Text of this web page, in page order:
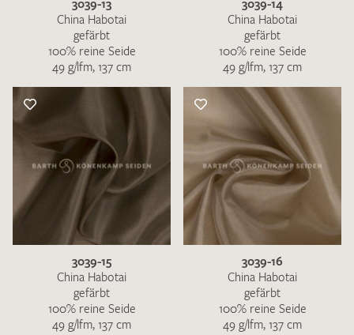
3039-13
China Habotai
gefärbt
100% reine Seide
49 g/lfm, 137 cm
3039-14
China Habotai
gefärbt
100% reine Seide
49 g/lfm, 137 cm
3039-15
China Habotai
gefärbt
100% reine Seide
49 g/lfm, 137 cm
3039-16
China Habotai
gefärbt
100% reine Seide
49 g/lfm, 137 cm